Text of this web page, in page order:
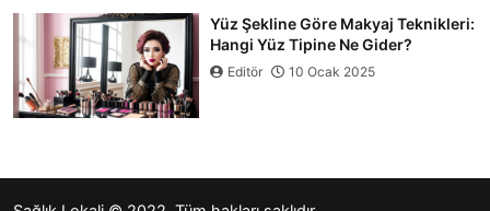
Yüz Şekline Göre Makyaj Teknikleri:
Hangi Yüz Tipine Ne Gider?
Editör 10 Ocak 2025